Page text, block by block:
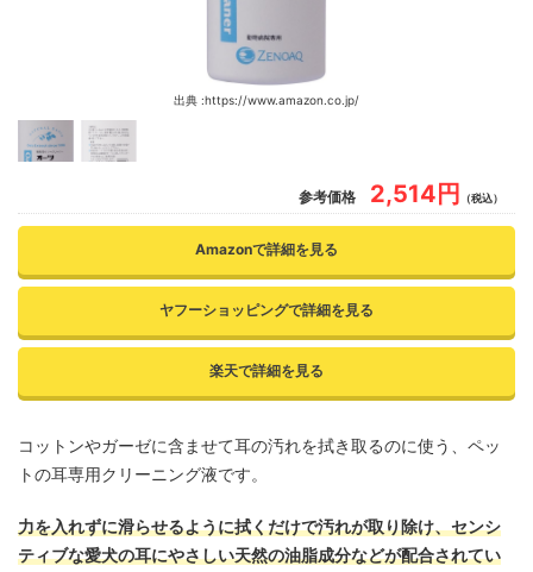
出典 :https://www.amazon.co.jp/
参考価格 2,514円 （税込）
Amazonで詳細を見る
ヤフーショッピングで詳細を見る
楽天で詳細を見る
コットンやガーゼに含ませて耳の汚れを拭き取るのに使う、ペッ
トの耳専用クリーニング液です。
力を入れずに滑らせるように拭くだけで汚れが取り除け、センシ
ティブな愛犬の耳にやさしい天然の油脂成分などが配合されてい